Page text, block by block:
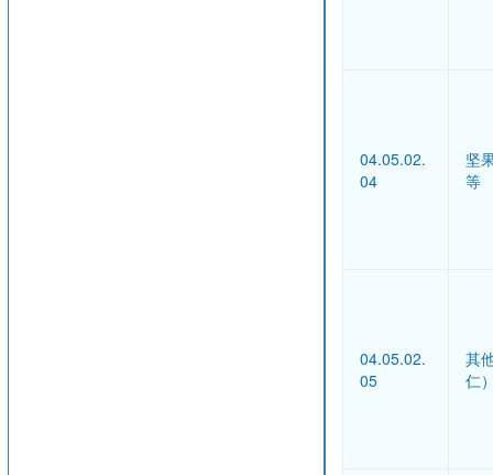
04.05.02.
04
坚
等
04.05.02.
05
其
仁